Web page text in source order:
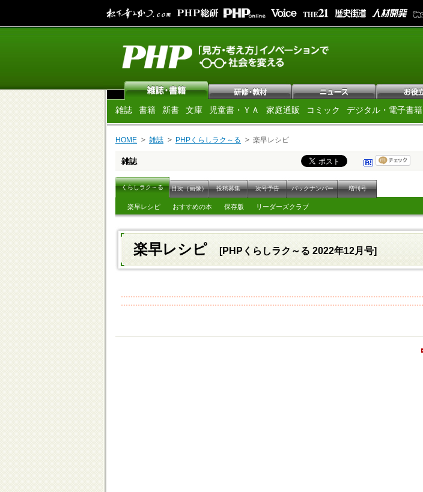
雑誌 書籍 新書 文庫 児童書・ＹＡ 家庭通販 コミック デジタル・電子書籍
HOME 雑誌 PHPくらしラク～る 楽早レシピ
雑誌
くらしラク～る 目次（画像） 投稿募集 次号予告 バックナンバー 増刊号
楽早レシピ おすすめの本 保存版 リーダーズクラブ
楽早レシピ [PHPくらしラク～る 2022年12月号]